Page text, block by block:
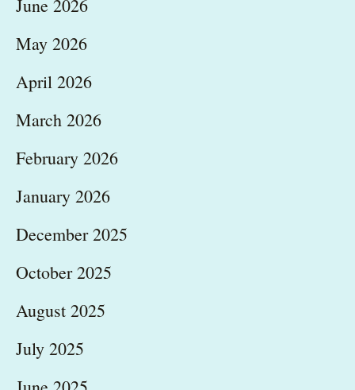
June 2026
May 2026
April 2026
March 2026
February 2026
January 2026
December 2025
October 2025
August 2025
July 2025